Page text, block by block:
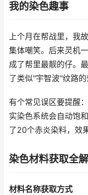
我的染色趣事
上个月在帮战里，我
集体嘲笑。后来灵机
成了帮里最靓的仔。
了类似"宇智波"纹路
有个常见误区要提醒
实染色系统会自动饱
了20个赤炎染料，效
染色材料获取全解
材料名称获取方式